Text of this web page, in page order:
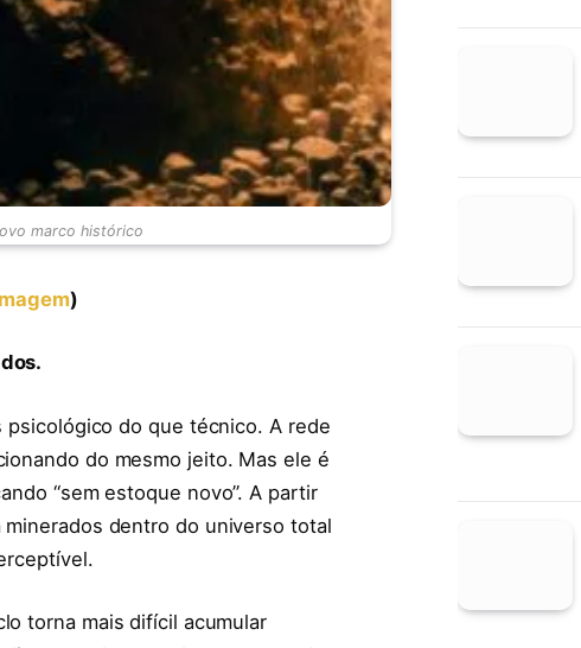
marco histórico
)
psicológico do que técnico. A rede
do mesmo jeito. Mas ele é
“sem estoque novo”. A partir
dentro do universo total
torna mais difícil acumular